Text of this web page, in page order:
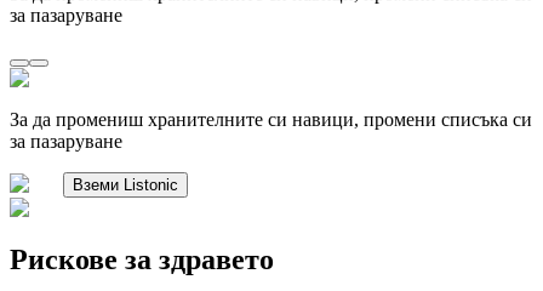
за пазаруване
За да промениш хранителните си навици, промени списъка си
за пазаруване
Вземи Listonic
Рискове за здравето